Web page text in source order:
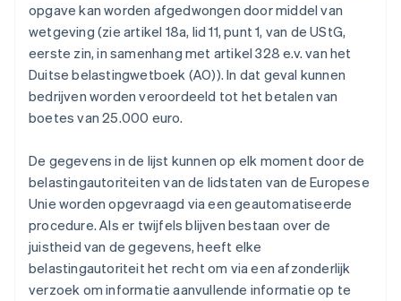
opgave kan worden afgedwongen door middel van
wetgeving (zie artikel 18a, lid 11, punt 1, van de UStG,
eerste zin, in samenhang met artikel 328 e.v. van het
Duitse belastingwetboek (AO)). In dat geval kunnen
bedrijven worden veroordeeld tot het betalen van
boetes van 25.000 euro.
De gegevens in de lijst kunnen op elk moment door de
belastingautoriteiten van de lidstaten van de Europese
Unie worden opgevraagd via een geautomatiseerde
procedure. Als er twijfels blijven bestaan over de
juistheid van de gegevens, heeft elke
belastingautoriteit het recht om via een afzonderlijk
verzoek om informatie aanvullende informatie op te